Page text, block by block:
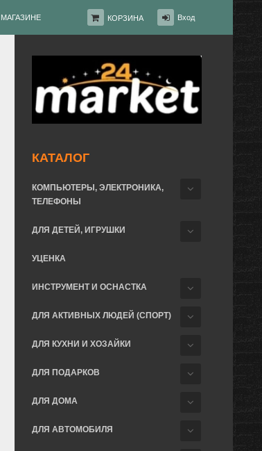
КОРЗИНА Вход
КАТАЛОГ
КОМПЬЮТЕРЫ, ЭЛЕКТРОНИКА,
ТЕЛЕФОНЫ
ДЛЯ ДЕТЕЙ, ИГРУШКИ
УЦЕНКА
ИНСТРУМЕНТ И ОСНАСТКА
ДЛЯ АКТИВНЫХ ЛЮДЕЙ (СПОРТ)
ДЛЯ КУХНИ И ХОЗАЙКИ
ДЛЯ ПОДАРКОВ
ДЛЯ ДОМА
ДЛЯ АВТОМОБИЛЯ